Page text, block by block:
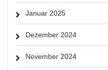
Januar 2025
Dezember 2024
November 2024